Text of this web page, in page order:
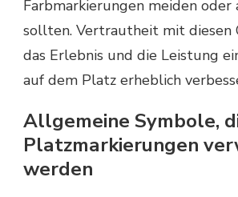
Farbmarkierungen meiden oder
sollten. Vertrautheit mit diesen
das Erlebnis und die Leistung
auf dem Platz erheblich
Allgemeine Symbole,
Platzmarkierungen
werden